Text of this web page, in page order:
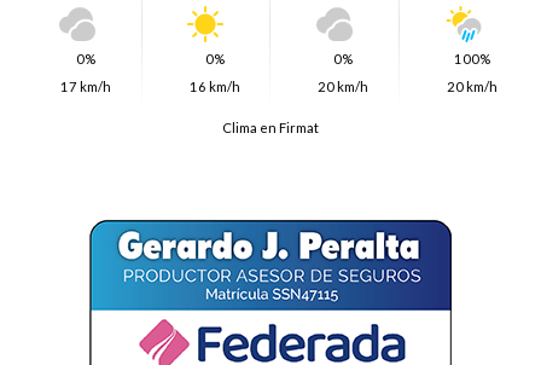
0%
17 km/h
0%
16 km/h
0%
20 km/h
100%
20 km/h
Clima en Firmat